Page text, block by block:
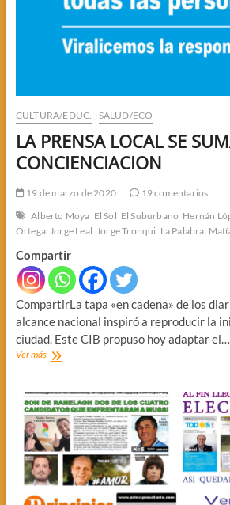
CULTURA/EDUC. SALUD/ECO
LA PRENSA LOCAL SE
CONCIENCIACION
19 de marzo de 2020
19 comentarios
Alberto Moya El Sol El Suburbano Hernán
Ortega Jorge Leal Jorge Tronqui La Palabra
Compartir
CompartirLa tapa «en cadena» de los
alcance nacional inspiró a reproducir la
ciudad. Este CIB propuso hoy adaptar el…
Ver másLA
SE
SUMA
A
LA
CONCIENCIACION